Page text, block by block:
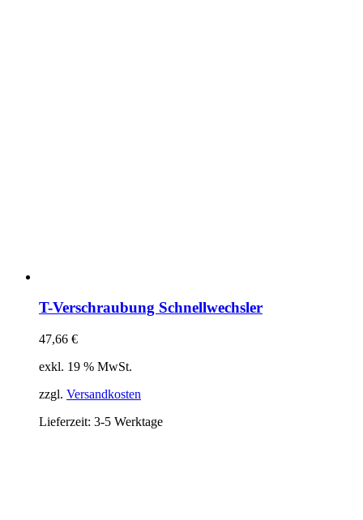
T-Verschraubung Schnellwechsler
47,66 €
exkl. 19 % MwSt.
zzgl. Versandkosten
Lieferzeit: 3-5 Werktage